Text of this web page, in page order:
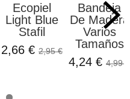
Ecopiel
Light Blue
Stafil
2,66 € 2,95 €
Bandeja
De Madera
Varios
Tamaños
4,24 € 4,99 €